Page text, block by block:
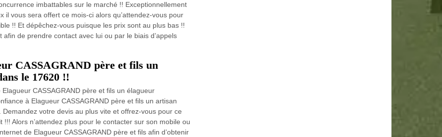
imbattables sur le marché !! Exceptionnellement
il vous sera offert ce mois-ci alors qu’attendez-vous pour
!! Et dépêchez-vous puisque les prix sont au plus bas !!
de prendre contact avec lui ou par le biais d’appels
CASSAGRAND père et fils un
le 17620 !!
CASSAGRAND père et fils un élagueur
à Elagueur CASSAGRAND père et fils un artisan
votre devis au plus vite et offrez-vous pour ce
Alors n’attendez plus pour le contacter sur son mobile ou
de Elagueur CASSAGRAND père et fils afin d’obtenir